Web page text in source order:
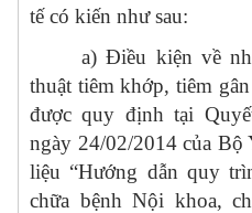
tế có kiến như sau:
a) Điều kiện về
thuật tiêm khớp, tiêm
được quy định tại
ngày 24/02/2014 của Bộ
liệu “Hướng dẫn quy
chữa bệnh Nội khoa,